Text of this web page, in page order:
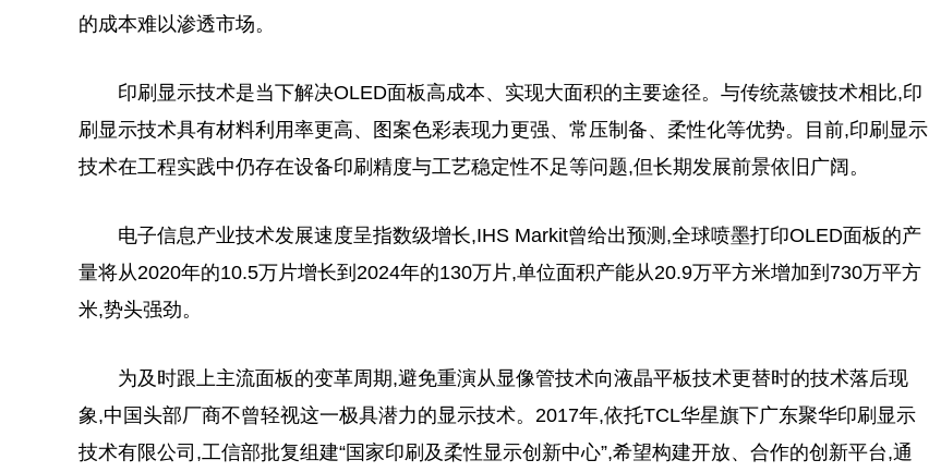
的成本难以渗透市场。
印刷显示技术是当下解决OLED面板高成本、实现大面积的主要途径。与传统蒸镀技术相比,印
刷显示技术具有材料利用率更高、图案色彩表现力更强、常压制备、柔性化等优势。目前,印刷显示
技术在工程实践中仍存在设备印刷精度与工艺稳定性不足等问题,但长期发展前景依旧广阔。
电子信息产业技术发展速度呈指数级增长,IHS Markit曾给出预测,全球喷墨打印OLED面板的产
量将从2020年的10.5万片增长到2024年的130万片,单位面积产能从20.9万平方米增加到730万平方
米,势头强劲。
为及时跟上主流面板的变革周期,避免重演从显像管技术向液晶平板技术更替时的技术落后现
象,中国头部厂商不曾轻视这一极具潜力的显示技术。2017年,依托TCL华星旗下广东聚华印刷显示
技术有限公司,工信部批复组建“国家印刷及柔性显示创新中心”,希望构建开放、合作的创新平台,通